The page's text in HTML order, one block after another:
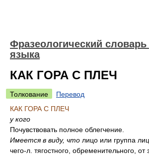
Фразеологический словарь
языка
КАК ГОРА С ПЛЕЧ
Толкование
Перевод
КАК ГОРА С ПЛЕЧ
у кого
Почувствовать полное облегчение.
Имеется в виду, что лицо или группа
чего-л. тягостного, обременительного, от